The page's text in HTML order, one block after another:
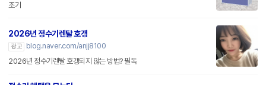
조기
2026년 정수기렌탈 호갱
광고
blog.naver.com/anjj8100
2026년 정수기렌탈 호갱되지 않는 방법? 필독